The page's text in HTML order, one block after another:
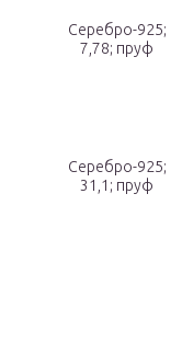
Серебро-925;
7,78; пруф
Серебро-925;
31,1; пруф